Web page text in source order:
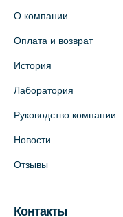
О компании
Оплата и возврат
История
Лаборатория
Руководство компании
Новости
Отзывы
Контакты